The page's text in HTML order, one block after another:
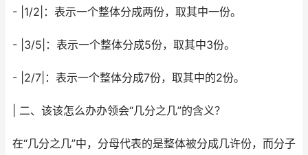
- |1/2|：表示一个整体分成两份，取其中一份。
- |3/5|：表示一个整体分成5份，取其中3份。
- |2/7|：表示一个整体分成7份，取其中的2份。
| 二、该该怎么办办领会“几分之几”的含义？
在“几分之几”中，分母代表的是整体被分成几许份，而分子